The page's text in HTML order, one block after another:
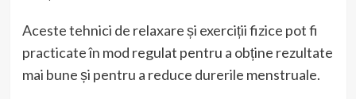
Aceste tehnici de relaxare și exerciții fizice pot fi
practicate în mod regulat pentru a obține rezultate
mai bune și pentru a reduce durerile menstruale.